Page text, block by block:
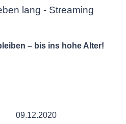
lang - Streaming
– bis ins hohe Alter!
09.12.2020